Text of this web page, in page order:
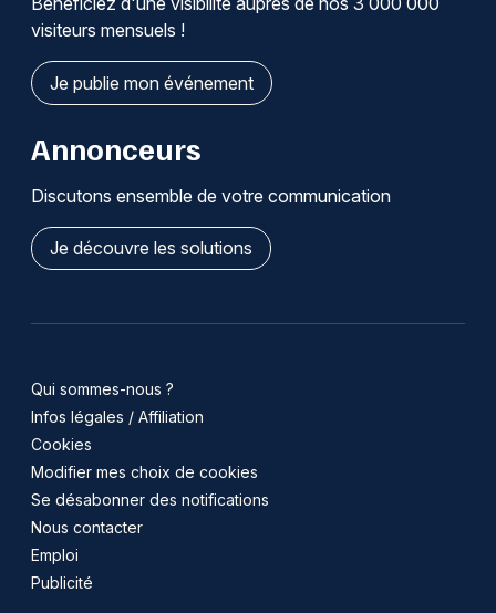
visiteurs mensuels !
Je publie mon événement
Annonceurs
Discutons ensemble de votre communication
Je découvre les solutions
Qui sommes-nous ?
Infos légales / Affiliation
Cookies
Modifier mes choix de cookies
Se désabonner des notifications
Nous contacter
Emploi
Publicité